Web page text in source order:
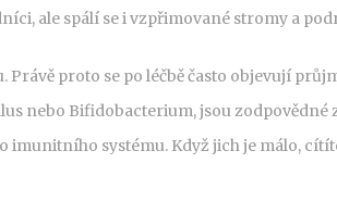
ale spálí se i vzpřimované stromy a
Právě proto se po léčbě často objevují
nebo Bifidobacterium, jsou
imunitního systému. Když jich je málo,